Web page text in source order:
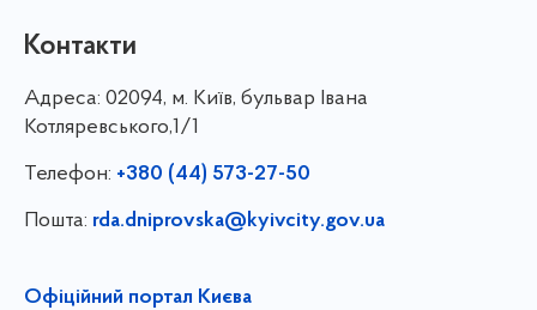
Контакти
Адреса: 02094, м. Київ, бульвар Івана
Котляревського,1/1
Телефон: +380 (44) 573-27-50
Пошта: rda.dniprovska@kyivcity.gov.ua
Офіційний портал Києва